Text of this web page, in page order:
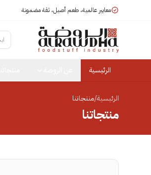
معايير عالمية، طعم أصيل، ثقة مضمونة
الرئيسية
الرئيسية/منتجاتنا
منتجاتنا